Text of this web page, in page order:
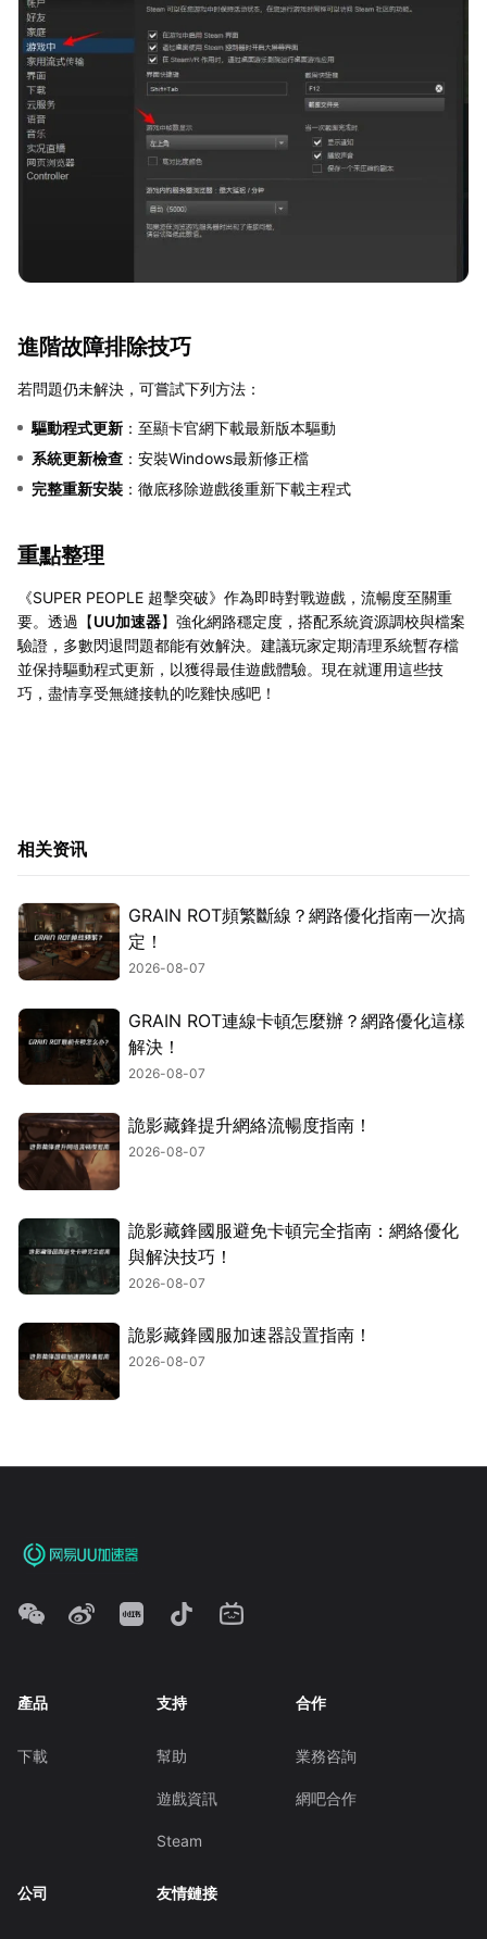
進階故障排除技巧
若問題仍未解決，可嘗試下列方法：
驅動程式更新 ：至顯卡官網下載最新版本驅動
系統更新檢查 ：安裝Windows最新修正檔
完整重新安裝 ：徹底移除遊戲後重新下載主程式
重點整理
《SUPER PEOPLE 超擊突破》作為即時對戰遊戲，流暢度至關重
要。透過【UU加速器】強化網路穩定度，搭配系統資源調校與檔案
驗證，多數閃退問題都能有效解決。建議玩家定期清理系統暫存檔
並保持驅動程式更新，以獲得最佳遊戲體驗。現在就運用這些技
巧，盡情享受無縫接軌的吃雞快感吧！
相关资讯
GRAIN ROT頻繁斷線？網路優化指南一次搞
定！
2026-08-07
GRAIN ROT連線卡頓怎麼辦？網路優化這樣
解決！
2026-08-07
詭影藏鋒提升網絡流暢度指南！
2026-08-07
詭影藏鋒國服避免卡頓完全指南：網絡優化
與解決技巧！
2026-08-07
詭影藏鋒國服加速器設置指南！
2026-08-07
產品
下載
支持
幫助
遊戲資訊
Steam
合作
業務咨詢
網吧合作
公司 友情鏈接